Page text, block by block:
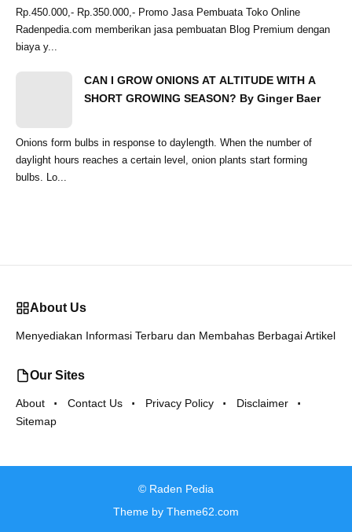
Rp.450.000,- Rp.350.000,- Promo Jasa Pembuata Toko Online
Radenpedia.com memberikan jasa pembuatan Blog Premium dengan
biaya y...
CAN I GROW ONIONS AT ALTITUDE WITH A
SHORT GROWING SEASON? By Ginger Baer
Onions form bulbs in response to daylength. When the number of
daylight hours reaches a certain level, onion plants start forming
bulbs. Lo...
About Us
Menyediakan Informasi Terbaru dan Membahas Berbagai Artikel
Our Sites
About Contact Us Privacy Policy
Disclaimer
Sitemap
© Raden Pedia
Theme by Theme62.com